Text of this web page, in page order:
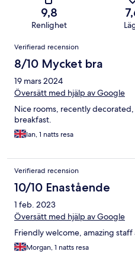
9,8
Renlighet
Recensioner
Verifierad recension
8/10 Mycket bra
19 mars 2024
Översätt med hjälp av Google
Nice rooms, recently
breakfast.
Ian, 1 natts resa
Verifierad recension
10/10 Enastående
1 feb. 2023
Översätt med hjälp av Google
Friendly welcome, amazing
Morgan, 1 natts resa